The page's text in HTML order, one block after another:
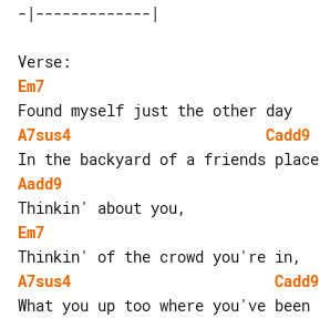
Em7
A7sus4
Cadd9
Aadd9
Em7
A7sus4
Cadd9